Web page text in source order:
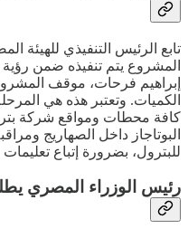
تابع الرئيس التنفيذي للهيئة
المشروع يتم تنفيذه ضمن
إبراهيم فرحات، موقف
البوتاجاز داخل الصهاريج
للبترول، بضرورة إتباع
رئيس الوزراء المصري